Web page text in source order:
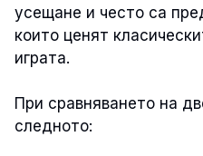
усещане и често са
които ценят
играта.
При сравняването на
следното: